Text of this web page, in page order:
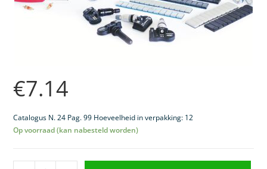
€7.14
Catalogus N. 24 Pag. 99 Hoeveelheid in verpakking: 12
Op voorraad (kan nabesteld worden)